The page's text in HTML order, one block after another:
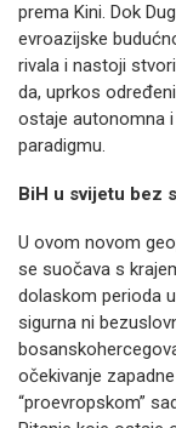
prema Kini. Dok
evroazijske
rivala i nastoji
da, uprkos
ostaje autonomna
paradigmu.
BiH u svijetu bez
U ovom novom
se suočava s
dolaskom perioda
sigurna ni
očekivanje
“proevropskom”